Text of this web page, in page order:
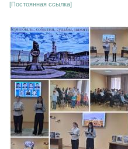
[Постоянная ссылка]